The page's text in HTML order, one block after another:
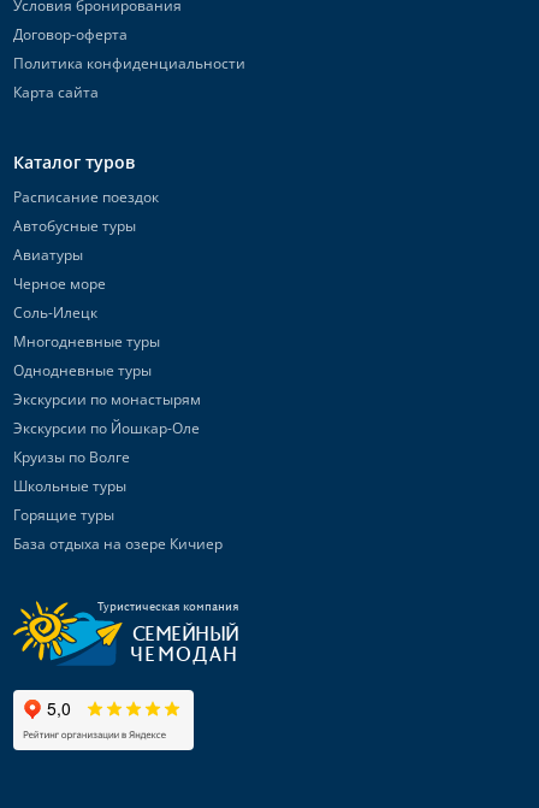
Условия бронирования
Договор-оферта
Политика конфиденциальности
Карта сайта
Каталог туров
Расписание поездок
Автобусные туры
Авиатуры
Черное море
Соль-Илецк
Многодневные туры
Однодневные туры
Экскурсии по монастырям
Экскурсии по Йошкар-Оле
Круизы по Волге
Школьные туры
Горящие туры
База отдыха на озере Кичиер
Туристическая компания
СЕМЕЙНЫЙ
ЧЕМОДАН